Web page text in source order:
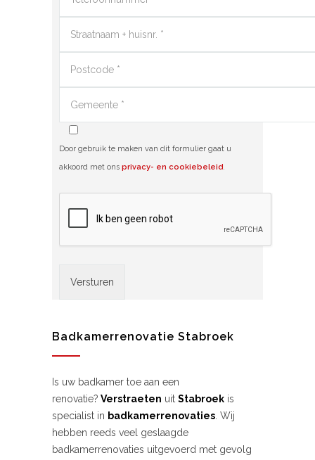
Door gebruik te maken van dit formulier gaat u
akkoord met ons privacy- en cookiebeleid.
Badkamerrenovatie Stabroek
Is uw badkamer toe aan een
renovatie? Verstraeten uit Stabroek is
specialist in badkamerrenovaties . Wij
hebben reeds veel geslaagde
badkamerrenovaties uitgevoerd met gevolg